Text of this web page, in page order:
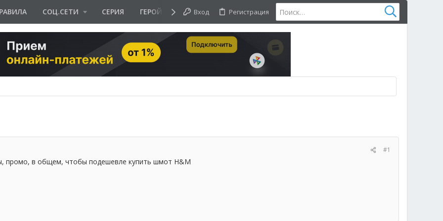
СОЦ.СЕТИ СЕРИЯ ГЕРОЙ ДНЯ Вход Регистрация
#1
промо, в общем, чтобы подешевле купить шмот H&M